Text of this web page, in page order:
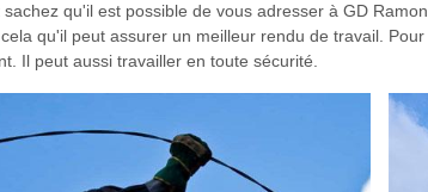
qu'il est possible de vous adresser à GD
qu'il peut assurer un meilleur rendu de travail.
Il peut aussi travailler en toute sécurité.